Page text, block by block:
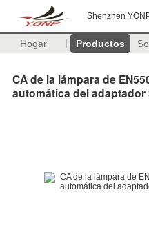
Shenzhen
Hogar Productos
CA de la lámpara de
automática del adaptador